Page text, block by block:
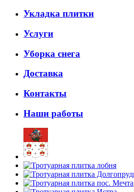
Укладка плитки
Услуги
Уборка снега
Доставка
Контакты
Наши работы